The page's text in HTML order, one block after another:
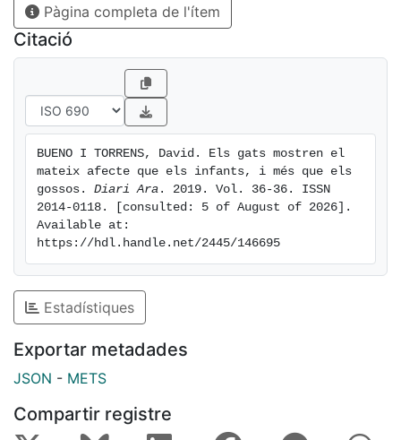
pels seus cuidadors. Això els ha servit per demostrar
que aquesta unió afectiva s'estableix durant la primera
infantesa, i que després costa molt de revertir. [...]
Pàgina completa de l'ítem
Citació
BUENO I TORRENS, David. Els gats mostren el
mateix afecte que els infants, i més que els
gossos. Diari Ara . 2019. Vol. 36-36. ISSN
2014-0118. [consulted: 5 of August of 2026].
Available at:
https://hdl.handle.net/2445/146695
Estadístiques
Exportar metadades
JSON - METS
Compartir registre